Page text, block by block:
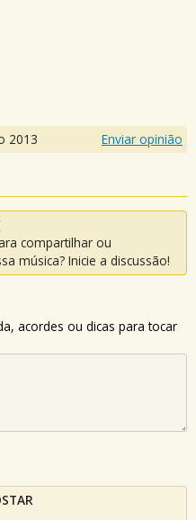
2013 Enviar opinião
compartilhar ou
música? Inicie a discussão!
acordes ou dicas para tocar